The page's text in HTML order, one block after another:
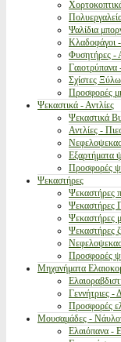
Ψαλίδια
Κλαδοφάγοι
Φυσητήρες -
Γαιοτρύπανα
Σχίστες
Προσφορές
Ψεκαστικά - Αντλίες
Ψεκαστικά
Αντλίες -
Εξαρτήματα
Προσφορές
Ψεκαστήρες
Ψεκαστήρες
Ψεκαστήρες
Ψεκαστήρες
Ψεκαστήρες
Προσφορές
Μηχανήματα
Γεννήτριες -
Προσφορές
Μουσαμάδες -
Ελαιόπανα -